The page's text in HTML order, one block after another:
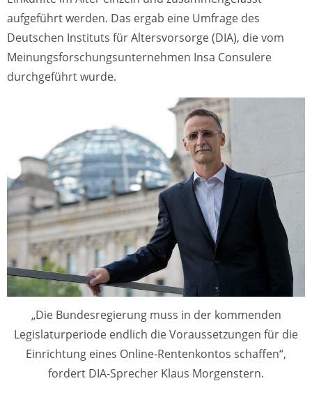
aufgeführt werden. Das ergab eine Umfrage des
Deutschen Instituts für Altersvorsorge (DIA), die vom
Meinungsforschungsunternehmen Insa Consulere
durchgeführt wurde.
„Die Bundesregierung muss in der kommenden
Legislaturperiode endlich die Voraussetzungen für die
Einrichtung eines Online-Rentenkontos schaffen“,
fordert DIA-Sprecher Klaus Morgenstern.